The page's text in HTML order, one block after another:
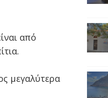
από
μεγαλύτερα